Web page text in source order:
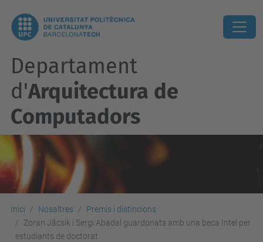
Departament
d'Arquitectura de
Computadors
Inici Nosaltres
Premis i distincions
Zoran Jâcsik i Sergi Abadal guardonats amb una beca Intel per
estudiants de doctorat